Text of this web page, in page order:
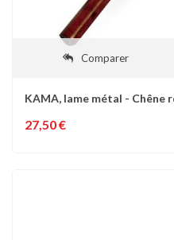
Comparer
KAMA, lame métal - Chêne
27,50 €